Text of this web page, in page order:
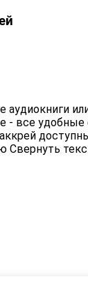
аудиокниги
- все
Свернуть